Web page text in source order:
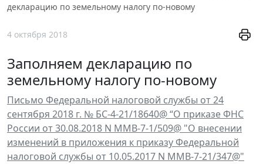
декларацию по земельному налогу по-новому
4 октября 2018
Заполняем декларацию по
земельному налогу по-новому
Письмо Федеральной налоговой службы от 24
сентября 2018 г. № БС-4-21/18640@ “О приказе ФНС
России от 30.08.2018 N ММВ-7-1/509@ "О внесении
изменений в приложения к приказу Федеральной
налоговой службы от 10.05.2017 N ММВ-7-21/347@"